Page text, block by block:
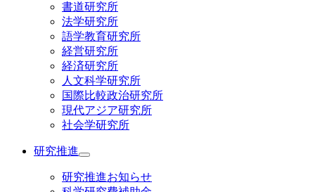
書道研究所
法学研究所
語学教育研究所
経営研究所
経済研究所
人文科学研究所
国際比較政治研究所
現代アジア研究所
社会学研究所
研究推進
研究推進お知らせ